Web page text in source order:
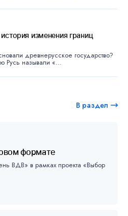
В раздел
формате
ВДВ» в рамках проекта «Выбор
изменения границ
древнерусское государство?
Русь называли «...